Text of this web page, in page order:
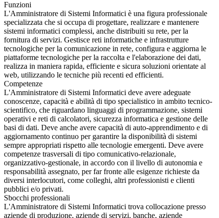
Funzioni
L'Amministratore di Sistemi Informatici è una figura professionale
specializzata che si occupa di progettare, realizzare e mantenere
sistemi informatici complessi, anche distribuiti su rete, per la
fornitura di servizi. Gestisce reti informatiche e infrastrutture
tecnologiche per la comunicazione in rete, configura e aggiorna le
piattaforme tecnologiche per la raccolta e l'elaborazione dei dati,
realizza in maniera rapida, efficiente e sicura soluzioni orientate al
web, utilizzando le tecniche più recenti ed efficienti.
Competenze
L'Amministratore di Sistemi Informatici deve avere adeguate
conoscenze, capacità e abilità di tipo specialistico in ambito tecnico-
scientifico, che riguardano linguaggi di programmazione, sistemi
operativi e reti di calcolatori, sicurezza informatica e gestione delle
basi di dati. Deve anche avere capacità di auto-apprendimento e di
aggiornamento continuo per garantire la disponibilità di sistemi
sempre appropriati rispetto alle tecnologie emergenti. Deve avere
competenze trasversali di tipo comunicativo-relazionale,
organizzativo-gestionale, in accordo con il livello di autonomia e
responsabilità assegnato, per far fronte alle esigenze richieste da
diversi interlocutori, come colleghi, altri professionisti e clienti
pubblici e/o privati.
Sbocchi professionali
L'Amministratore di Sistemi Informatici trova collocazione presso
aziende di produzione, aziende di servizi, banche, aziende